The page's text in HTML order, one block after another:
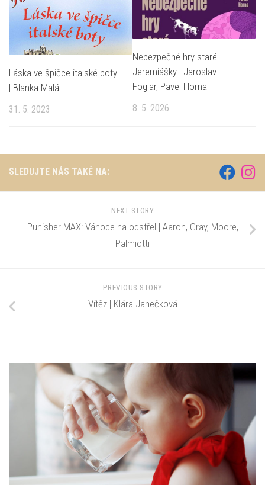
Láska ve špičce italské boty
| Blanka Malá
31. 5. 2023
Nebezpečné hry staré
Jeremiášky | Jaroslav
Foglar, Pavel Horna
8. 5. 2026
SLEDUJTE NÁS TAKÉ NA:
NEXT STORY
Punisher MAX: Vánoce na odstřel | Aaron, Gray, Moore,
Palmiotti
PREVIOUS STORY
Vítěz | Klára Janečková